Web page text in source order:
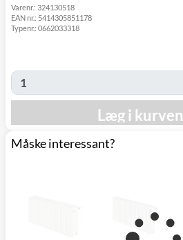
Click&Collect
i Svenstrup
Varenr.: 324130518
EAN nr.: 5414305851178
Typenr.: 0662033318
Læg i kurven
Måske interessant?